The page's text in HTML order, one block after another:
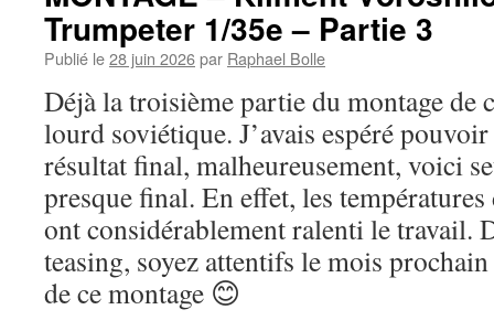
Trumpeter 1/35e – Partie 3
Publié le28 juin 2026par Raphael Bolle
Déjà la troisième partie du montage de
lourd soviétique. J’avais espéré
résultat final, malheureusement, voici
presque final. En effet, les
ont considérablement ralenti le travail.
teasing, soyez attentifs le mois
de ce montage 😊